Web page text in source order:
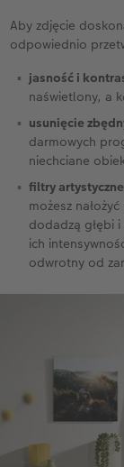
Aby zdjęcie
odpowiednio
jasność i
naświetlony, a
usunięcie
darmowych
niechciane
filtry artystyczne
możesz
dodadzą głębi
ich
odwrotny od